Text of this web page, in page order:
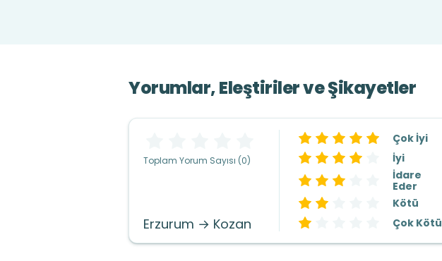
Yorumlar, Eleştiriler ve Şikayetler
Toplam Yorum Sayısı (0)
Erzurum → Kozan
Çok İyi
İyi
İdare
Eder
Kötü
Çok Kötü